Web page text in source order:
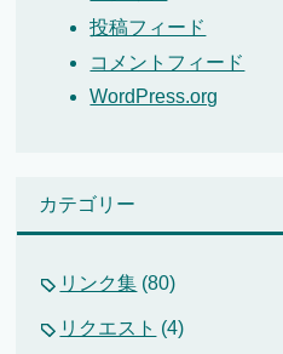
投稿フィード
コメントフィード
WordPress.org
カテゴリー
リンク集 (80)
リクエスト (4)